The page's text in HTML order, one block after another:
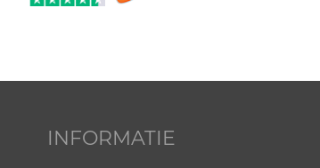
INFORMATIE